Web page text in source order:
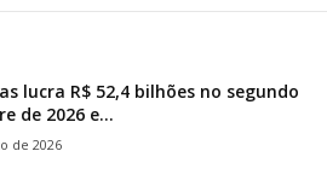
lucra R$ 52,4 bilhões no segundo
de 2026 e...
de 2026